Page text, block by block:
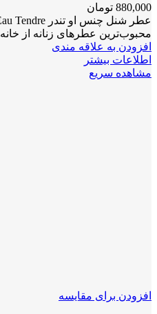
880,000 تومان
محبوب‌ترین عطرهای زنانه از
افزودن به علاقه مندی
اطلاعات بیشتر
مشاهده سریع
افزودن برای مقایسه